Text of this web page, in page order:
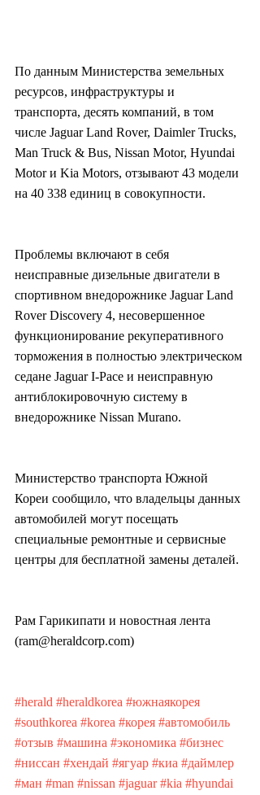
По данным Министерства земельных
ресурсов, инфраструктуры и
транспорта, десять компаний, в том
числе Jaguar Land Rover, Daimler Trucks,
Man Truck & Bus, Nissan Motor, Hyundai
Motor и Kia Motors, отзывают 43 модели
на 40 338 единиц в совокупности.
Проблемы включают в себя
неисправные дизельные двигатели в
спортивном внедорожнике Jaguar Land
Rover Discovery 4, несовершенное
функционирование рекуперативного
торможения в полностью электрическом
седане Jaguar I-Pace и неисправную
антиблокировочную систему в
внедорожнике Nissan Murano.
Министерство транспорта Южной
Кореи сообщило, что владельцы данных
автомобилей могут посещать
специальные ремонтные и сервисные
центры для бесплатной замены деталей.
Рам Гарикипати и новостная лента
(ram@heraldcorp.com)
#herald #heraldkorea #южнаякорея
#southkorea #korea #корея #автомобиль
#отзыв #машина #экономика #бизнес
#ниссан #хендай #ягуар #киа #даймлер
#ман #man #nissan #jaguar #kia #hyundai